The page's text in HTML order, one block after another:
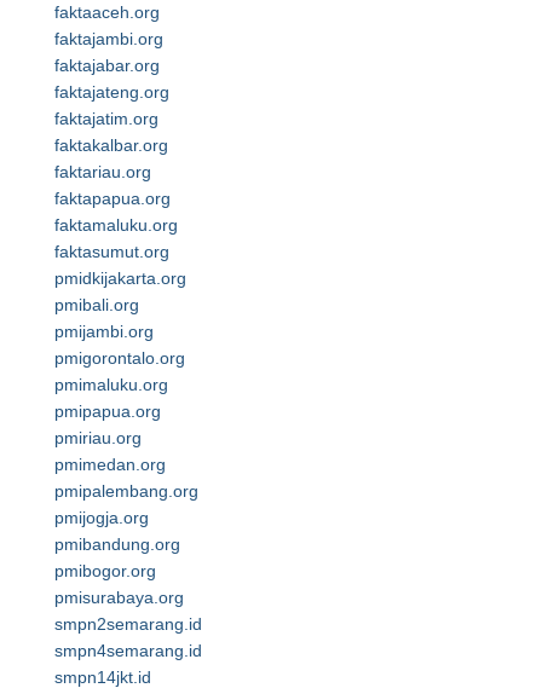
faktaaceh.org
faktajambi.org
faktajabar.org
faktajateng.org
faktajatim.org
faktakalbar.org
faktariau.org
faktapapua.org
faktamaluku.org
faktasumut.org
pmidkijakarta.org
pmibali.org
pmijambi.org
pmigorontalo.org
pmimaluku.org
pmipapua.org
pmiriau.org
pmimedan.org
pmipalembang.org
pmijogja.org
pmibandung.org
pmibogor.org
pmisurabaya.org
smpn2semarang.id
smpn4semarang.id
smpn14jkt.id